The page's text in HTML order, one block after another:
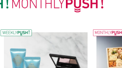
WEEKLY PUSH